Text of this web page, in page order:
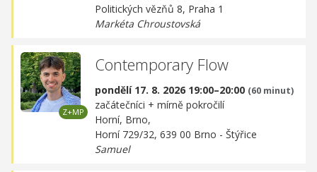
Politických vězňů 8, Praha 1
Markéta Chroustovská
Contemporary Flow
pondělí 17. 8. 2026 19:00–20:00 (60 minut)
začátečníci + mírně pokročilí
Horní, Brno,
Horní 729/32, 639 00 Brno - Štýřice
Samuel